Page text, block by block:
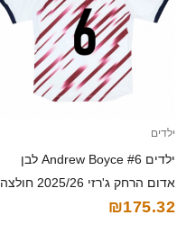
ילדים
ילדים Andrew Boyce #6 לבן
אדום הרחק ג'רזי 2025/26 חולצה
קצרה
₪175.32